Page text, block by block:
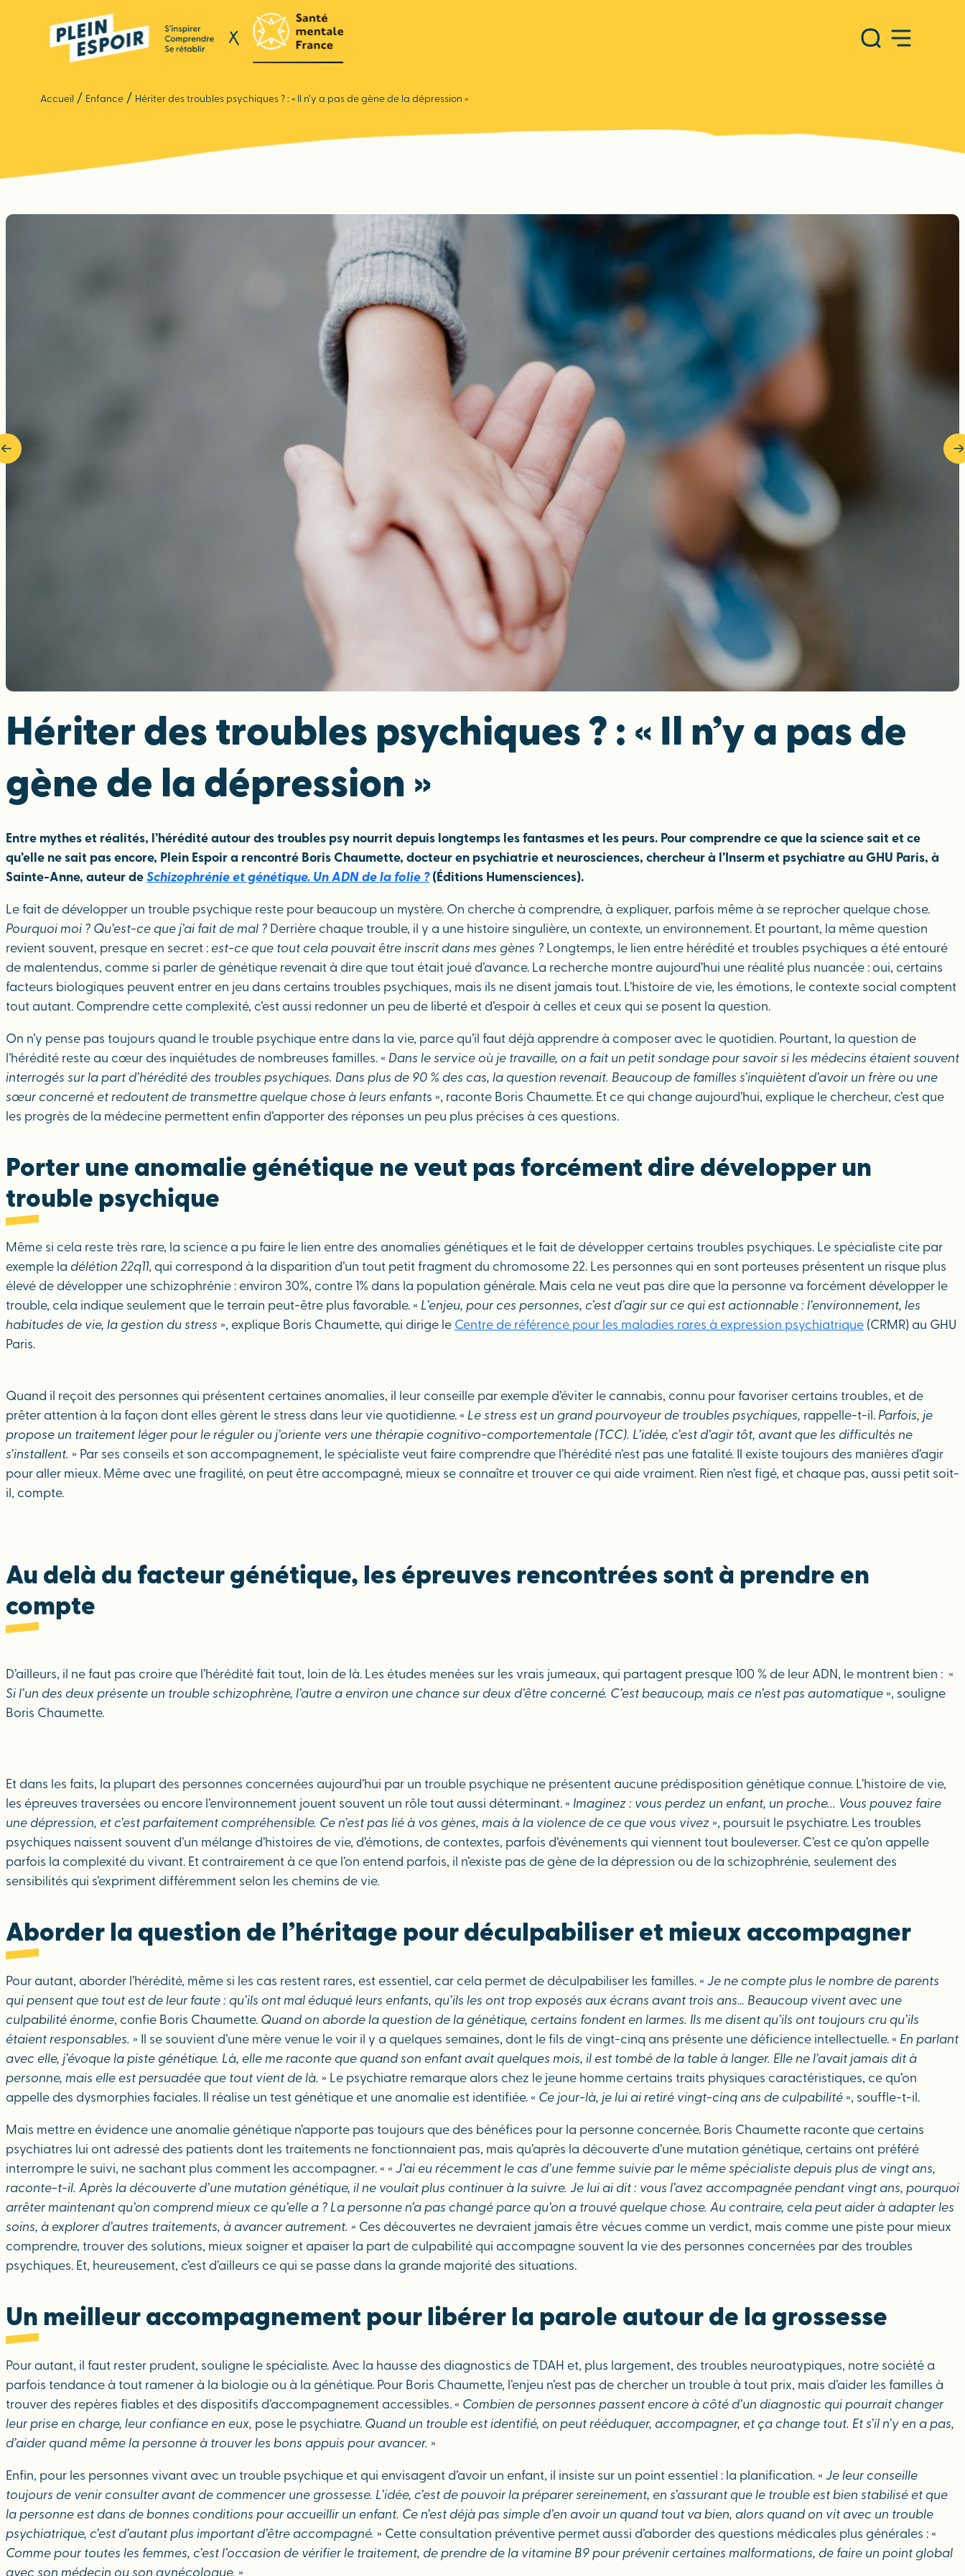
Accueil / Enfance / Hériter des troubles psychiques ? : « Il n’y a pas de gène de la dépression »
Hériter des troubles psychiques ? : « Il n’y a pas de
gène de la dépression »
Entre mythes et réalités, l’hérédité autour des troubles psy nourrit depuis longtemps les fantasmes et les peurs. Pour comprendre ce que la science sait et ce
qu’elle ne sait pas encore, Plein Espoir a rencontré Boris Chaumette, docteur en psychiatrie et neurosciences, chercheur à l’Inserm et psychiatre au GHU Paris, à
Sainte-Anne, auteur de Schizophrénie et génétique. Un ADN de la folie ?(Éditions Humensciences).
Le fait de développer un trouble psychique reste pour beaucoup un mystère. On cherche à comprendre, à expliquer, parfois même à se reprocher quelque chose.
Pourquoi moi ? Qu’est-ce que j’ai fait de mal ? Derrière chaque trouble, il y a une histoire singulière, un contexte, un environnement. Et pourtant, la même question
revient souvent, presque en secret : est-ce que tout cela pouvait être inscrit dans mes gènes ? Longtemps, le lien entre hérédité et troubles psychiques a été entouré
de malentendus, comme si parler de génétique revenait à dire que tout était joué d’avance. La recherche montre aujourd’hui une réalité plus nuancée : oui, certains
facteurs biologiques peuvent entrer en jeu dans certains troubles psychiques, mais ils ne disent jamais tout. L’histoire de vie, les émotions, le contexte social comptent
tout autant. Comprendre cette complexité, c’est aussi redonner un peu de liberté et d’espoir à celles et ceux qui se posent la question.
On n’y pense pas toujours quand le trouble psychique entre dans la vie, parce qu’il faut déjà apprendre à composer avec le quotidien. Pourtant, la question de
l’hérédité reste au cœur des inquiétudes de nombreuses familles. « Dans le service où je travaille, on a fait un petit sondage pour savoir si les médecins étaient souvent
interrogés sur la part d’hérédité des troubles psychiques. Dans plus de 90 % des cas, la question revenait. Beaucoup de familles s’inquiètent d’avoir un frère ou une
sœur concerné et redoutent de transmettre quelque chose à leurs enfants », raconte Boris Chaumette. Et ce qui change aujourd’hui, explique le chercheur, c’est que
les progrès de la médecine permettent enfin d’apporter des réponses un peu plus précises à ces questions.
Porter une anomalie génétique ne veut pas forcément dire développer un
trouble psychique
Même si cela reste très rare, la science a pu faire le lien entre des anomalies génétiques et le fait de développer certains troubles psychiques. Le spécialiste cite par
exemple la délétion 22q11, qui correspond à la disparition d’un tout petit fragment du chromosome 22. Les personnes qui en sont porteuses présentent un risque plus
élevé de développer une schizophrénie : environ 30%, contre 1% dans la population générale. Mais cela ne veut pas dire que la personne va forcément développer le
trouble, cela indique seulement que le terrain peut-être plus favorable. « L’enjeu, pour ces personnes, c’est d’agir sur ce qui est actionnable : l’environnement, les
habitudes de vie, la gestion du stress », explique Boris Chaumette, qui dirige le Centre de référence pour les maladies rares à expression psychiatrique (CRMR) au GHU
Paris.
Quand il reçoit des personnes qui présentent certaines anomalies, il leur conseille par exemple d’éviter le cannabis, connu pour favoriser certains troubles, et de
prêter attention à la façon dont elles gèrent le stress dans leur vie quotidienne. « Le stress est un grand pourvoyeur de troubles psychiques, rappelle-t-il. Parfois, je
propose un traitement léger pour le réguler ou j’oriente vers une thérapie cognitivo-comportementale (TCC). L’idée, c’est d’agir tôt, avant que les difficultés ne
s’installent. » Par ses conseils et son accompagnement, le spécialiste veut faire comprendre que l’hérédité n’est pas une fatalité. Il existe toujours des manières d’agir
pour aller mieux. Même avec une fragilité, on peut être accompagné, mieux se connaître et trouver ce qui aide vraiment. Rien n’est figé, et chaque pas, aussi petit soit-
il, compte.
Au delà du facteur génétique, les épreuves rencontrées sont à prendre en
compte
D’ailleurs, il ne faut pas croire que l’hérédité fait tout, loin de là. Les études menées sur les vrais jumeaux, qui partagent presque 100 % de leur ADN, le montrent bien : «
Si l’un des deux présente un trouble schizophrène, l’autre a environ une chance sur deux d’être concerné. C’est beaucoup, mais ce n’est pas automatique », souligne
Boris Chaumette.
Et dans les faits, la plupart des personnes concernées aujourd’hui par un trouble psychique ne présentent aucune prédisposition génétique connue. L’histoire de vie,
les épreuves traversées ou encore l’environnement jouent souvent un rôle tout aussi déterminant. « Imaginez : vous perdez un enfant, un proche... Vous pouvez faire
une dépression, et c’est parfaitement compréhensible. Ce n’est pas lié à vos gènes, mais à la violence de ce que vous vivez », poursuit le psychiatre. Les troubles
psychiques naissent souvent d’un mélange d’histoires de vie, d’émotions, de contextes, parfois d’événements qui viennent tout bouleverser. C’est ce qu’on appelle
parfois la complexité du vivant. Et contrairement à ce que l’on entend parfois, il n’existe pas de gène de la dépression ou de la schizophrénie, seulement des
sensibilités qui s’expriment différemment selon les chemins de vie.
Aborder la question de l’héritage pour déculpabiliser et mieux accompagner
Pour autant, aborder l’hérédité, même si les cas restent rares, est essentiel, car cela permet de déculpabiliser les familles. « Je ne compte plus le nombre de parents
qui pensent que tout est de leur faute : qu’ils ont mal éduqué leurs enfants, qu’ils les ont trop exposés aux écrans avant trois ans… Beaucoup vivent avec une
culpabilité énorme, confie Boris Chaumette. Quand on aborde la question de la génétique, certains fondent en larmes. Ils me disent qu’ils ont toujours cru qu’ils
étaient responsables. » Il se souvient d’une mère venue le voir il y a quelques semaines, dont le fils de vingt-cinq ans présente une déficience intellectuelle. « En parlant
avec elle, j’évoque la piste génétique. Là, elle me raconte que quand son enfant avait quelques mois, il est tombé de la table à langer. Elle ne l’avait jamais dit à
personne, mais elle est persuadée que tout vient de là. » Le psychiatre remarque alors chez le jeune homme certains traits physiques caractéristiques, ce qu’on
appelle des dysmorphies faciales. Il réalise un test génétique et une anomalie est identifiée. « Ce jour-là, je lui ai retiré vingt-cinq ans de culpabilité », souffle-t-il.
Mais mettre en évidence une anomalie génétique n’apporte pas toujours que des bénéfices pour la personne concernée. Boris Chaumette raconte que certains
psychiatres lui ont adressé des patients dont les traitements ne fonctionnaient pas, mais qu’après la découverte d’une mutation génétique, certains ont préféré
interrompre le suivi, ne sachant plus comment les accompagner. « « J’ai eu récemment le cas d’une femme suivie par le même spécialiste depuis plus de vingt ans,
raconte-t-il. Après la découverte d’une mutation génétique, il ne voulait plus continuer à la suivre. Je lui ai dit : vous l’avez accompagnée pendant vingt ans, pourquoi
arrêter maintenant qu’on comprend mieux ce qu’elle a ? La personne n’a pas changé parce qu’on a trouvé quelque chose. Au contraire, cela peut aider à adapter les
soins, à explorer d’autres traitements, à avancer autrement. » Ces découvertes ne devraient jamais être vécues comme un verdict, mais comme une piste pour mieux
comprendre, trouver des solutions, mieux soigner et apaiser la part de culpabilité qui accompagne souvent la vie des personnes concernées par des troubles
psychiques. Et, heureusement, c’est d’ailleurs ce qui se passe dans la grande majorité des situations.
Un meilleur accompagnement pour libérer la parole autour de la grossesse
Pour autant, il faut rester prudent, souligne le spécialiste. Avec la hausse des diagnostics de TDAH et, plus largement, des troubles neuroatypiques, notre société a
parfois tendance à tout ramener à la biologie ou à la génétique. Pour Boris Chaumette, l’enjeu n’est pas de chercher un trouble à tout prix, mais d’aider les familles à
trouver des repères fiables et des dispositifs d’accompagnement accessibles. « Combien de personnes passent encore à côté d’un diagnostic qui pourrait changer
leur prise en charge, leur confiance en eux, pose le psychiatre. Quand un trouble est identifié, on peut rééduquer, accompagner, et ça change tout. Et s’il n’y en a pas,
d’aider quand même la personne à trouver les bons appuis pour avancer. »
Enfin, pour les personnes vivant avec un trouble psychique et qui envisagent d’avoir un enfant, il insiste sur un point essentiel : la planification. « Je leur conseille
toujours de venir consulter avant de commencer une grossesse. L’idée, c’est de pouvoir la préparer sereinement, en s’assurant que le trouble est bien stabilisé et que
la personne est dans de bonnes conditions pour accueillir un enfant. Ce n’est déjà pas simple d’en avoir un quand tout va bien, alors quand on vit avec un trouble
psychiatrique, c’est d’autant plus important d’être accompagné. » Cette consultation préventive permet aussi d’aborder des questions médicales plus générales : «
Comme pour toutes les femmes, c’est l’occasion de vérifier le traitement, de prendre de la vitamine B9 pour prévenir certaines malformations, de faire un point global